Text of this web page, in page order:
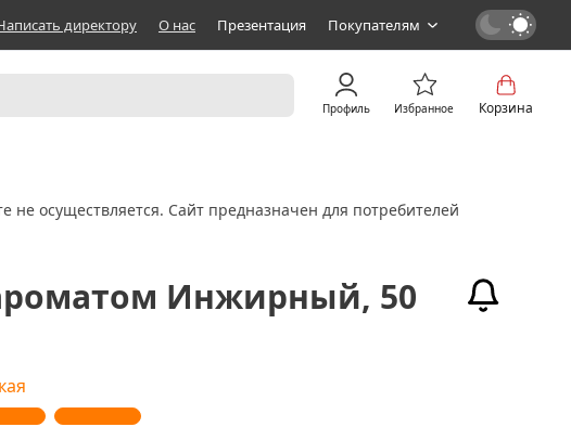
директору О нас Презентация Покупателям
Профиль Избранное Корзина
осуществляется. Сайт предназначен для потребителей
Инжирный, 50